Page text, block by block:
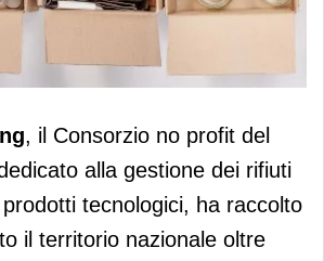
nel 2025 oltre
di rifiuti di
, il Consorzio no profit del
alla gestione dei rifiuti
tecnologici, ha raccolto
il territorio nazionale oltre